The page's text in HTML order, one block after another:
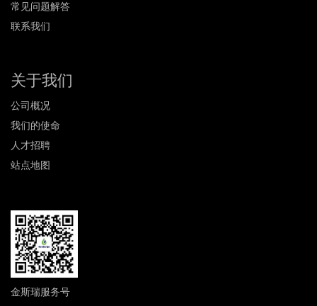
常见问题解答
联系我们
关于我们
公司概况
我们的使命
人才招聘
站点地图
金斯瑞服务号